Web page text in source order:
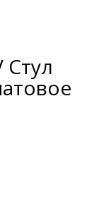
Стул